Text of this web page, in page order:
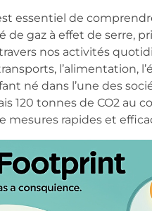
essentiel de
de gaz à effet de serre,
nos activités
l’alimentation,
né dans l’une des
120 tonnes de CO2 au
mesures rapides et